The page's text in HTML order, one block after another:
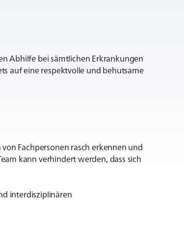
Abhilfe bei sämtlichen Erkrankungen
auf eine respektvolle und behutsame
Fachpersonen rasch erkennen und
kann verhindert werden, dass sich
interdisziplinären